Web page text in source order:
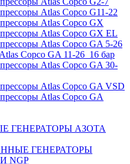
Atlas Copco G11-22
Atlas Copco GX
Atlas Copco GX EL
Atlas Copco GA 5-26
Copco GA 11-26_16 бар
Atlas Copco GA 30-
Atlas Copco GA VSD
Atlas Copco GA
ГЕНЕРАТОРЫ АЗОТА
ГЕНЕРАТОРЫ
NGP